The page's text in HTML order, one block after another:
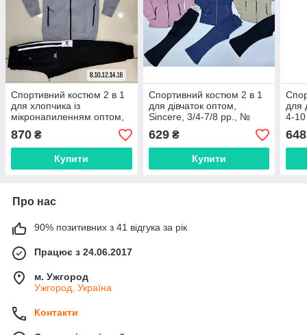
Спортивний костюм 2 в 1
для хлопчика із
мікронапиленням оптом,
8-16 рр., № Nk-8080-3
870 ₴
Купити
Спортивний костюм 2 в 1
для дівчаток оптом,
Sincere, 3/4-7/8 рр., №
SM007
629₴
Купити
для
4-
648
Про нас
90% позитивних з 41 відгука за рік
Працює з 24.06.2017
м. Ужгород
Ужгород, Україна
Контакти